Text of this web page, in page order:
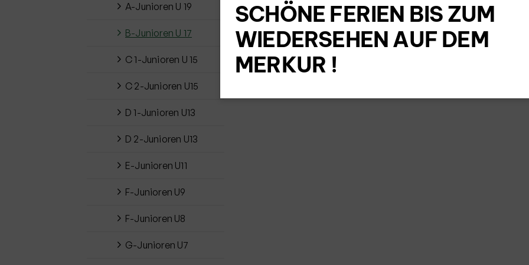
A-Junioren U 19
B-Junioren U 17
C 1-Junioren U 15
C 2-Junioren U15
D 1-Junioren U13
D 2-Junioren U13
E-Junioren U11
F-Junioren U9
F-Junioren U8
G-Junioren U7
SCHÖNE FERIEN BIS ZUM
WIEDERSEHEN AUF DEM
MERKUR !